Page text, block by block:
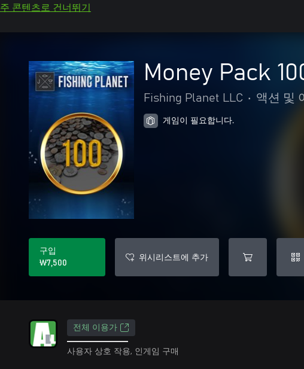
주 콘텐츠로 건너뛰기
Money Pack
Fishing Planet LLC • 액션 및
게임이 필요합니다.
구입
₩7,500
위시리스트에 추가
전체 이용가
사용자 상호 작용, 인게임 구매